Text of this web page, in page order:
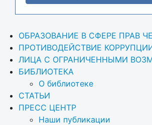
ОБРАЗОВАНИЕ В СФЕРЕ ПРАВ
ПРОТИВОДЕЙСТВИЕ
ЛИЦА С ОГРАНИЧЕННЫМИ
БИБЛИОТЕКА
О библиотеке
СТАТЬИ
ПРЕСС ЦЕНТР
Наши публикации